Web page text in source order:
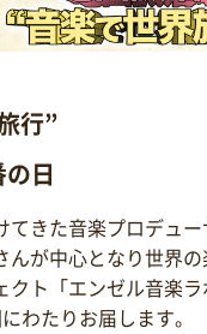
行”
日
きた音楽プロデュ
が中心となり世界
クト「エンゼル音楽
わたりお届します。